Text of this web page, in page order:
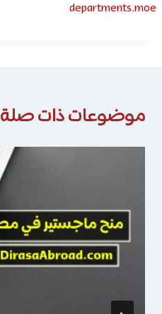
departments.moe
موضوعات ذات صلة